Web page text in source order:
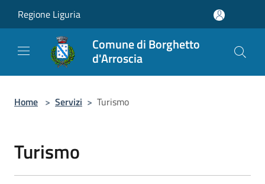
Regione Liguria
Comune di Borghetto
d'Arroscia
Home > Servizi > Turismo
Turismo